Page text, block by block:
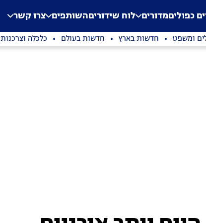
Application error: a
. כפוליםמדורים לוח שידוריםהשותפים צרו קשר
ומשפט חדשות בארץ חדשות בעולם כלכלה וצרכנות